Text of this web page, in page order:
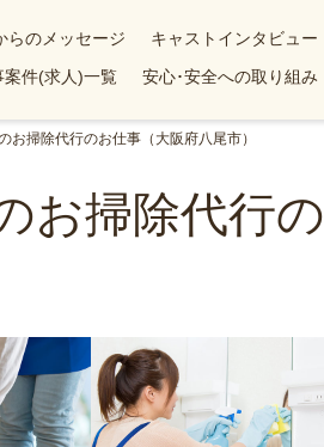
らのメッセージ
キャストインタビュー
案件(求人)一覧 安心･安全への取り組み
掃除代行のお仕事（大阪府八尾市）
お掃除代行の